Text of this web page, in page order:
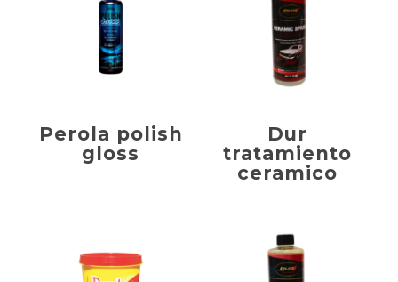
Perola polish
gloss
Dur
tratamiento
ceramico